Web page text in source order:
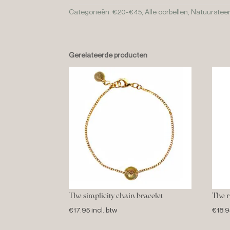
Categorieën:€20-€45 ,Alle oorbellen
Gerelateerde producten
The simplicity chain bracelet
€17.95 incl. btw
The
€